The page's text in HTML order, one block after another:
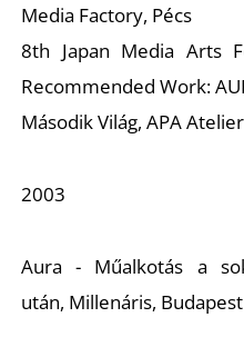
Media Factory, Pécs
8th Japan Media Arts
Recommended Work:
Második Világ, APA
2003
Aura - Műalkotás a
után, Millenáris, Budapest